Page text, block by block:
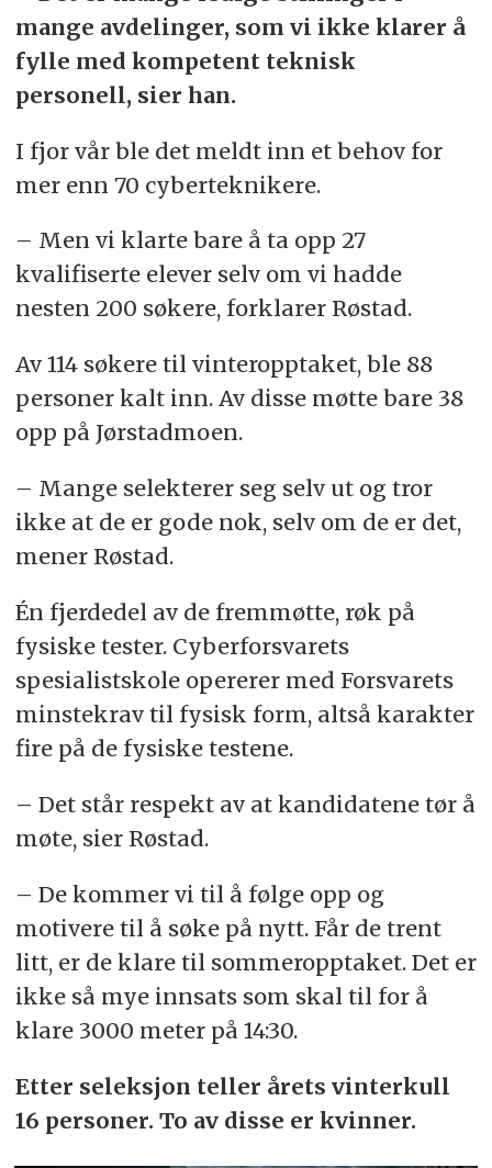
mange avdelinger, som vi ikke klarer å
fylle med kompetent teknisk
personell, sier han.
I fjor vår ble det meldt inn et behov for
mer enn 70 cyberteknikere.
– Men vi klarte bare å ta opp 27
kvalifiserte elever selv om vi hadde
nesten 200 søkere, forklarer Røstad.
Av 114 søkere til vinteropptaket, ble 88
personer kalt inn. Av disse møtte bare 38
opp på Jørstadmoen.
– Mange selekterer seg selv ut og tror
ikke at de er gode nok, selv om de er det,
mener Røstad.
Én fjerdedel av de fremmøtte, røk på
fysiske tester. Cyberforsvarets
spesialistskole opererer med Forsvarets
minstekrav til fysisk form, altså karakter
fire på de fysiske testene.
– Det står respekt av at kandidatene tør å
møte, sier Røstad.
– De kommer vi til å følge opp og
motivere til å søke på nytt. Får de trent
litt, er de klare til sommeropptaket. Det er
ikke så mye innsats som skal til for å
klare 3000 meter på 14:30.
Etter seleksjon teller årets vinterkull
16 personer. To av disse er kvinner.